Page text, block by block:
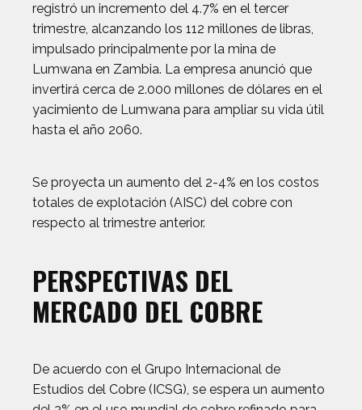
registró un incremento del 4.7% en el tercer
trimestre, alcanzando los 112 millones de libras,
impulsado principalmente por la mina de
Lumwana en Zambia. La empresa anunció que
invertirá cerca de 2.000 millones de dólares en el
yacimiento de Lumwana para ampliar su vida útil
hasta el año 2060.
Se proyecta un aumento del 2-4% en los costos
totales de explotación (AISC) del cobre con
respecto al trimestre anterior.
PERSPECTIVAS DEL
MERCADO DEL COBRE
De acuerdo con el Grupo Internacional de
Estudios del Cobre (ICSG), se espera un aumento